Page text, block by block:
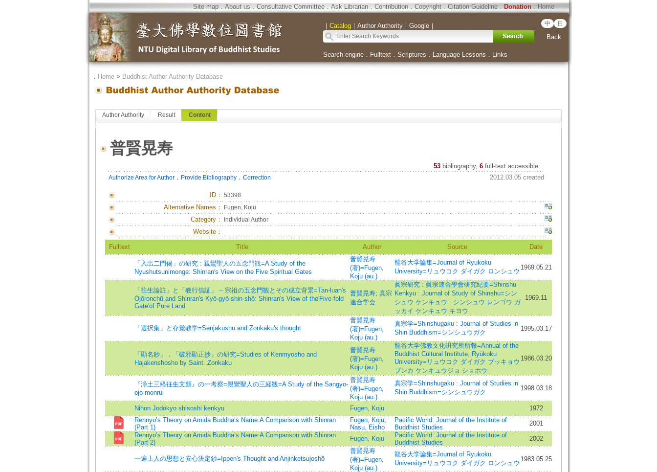
Site map．About us．Consultative Committee．Ask Librarian．Contribution．Copyright．Citation Guideline．Donation．Home
｜ Catalog｜ Author Authority｜ Google｜ 中 日
Back
Search engine． Fulltext． Scriptures ． Language Lessons ． Links
． Home> Buddhist Author Authority Database
Author Authority Result Content
普賢晃寿
53 bibliography, 6full-text accessible.
Authorize Area for Author． Provide Bibliography． Correction 2012.03.05 created
ID： 53398
Alternative Names： Fugen, Koju
Category： Individual Author
Website：
Fulltext Title Author Source Date
「入出二門偈」の研究 : 親鸞聖人の五念門観=A Study of the
Nyushutsunimonge: Shinran's View on the Five Spiritual Gates
普賢晃寿
(著)=Fugen,
Koju (au.)
龍谷大学論集=Journal of Ryukoku
University=リュウコク ダイガク ロンシュウ
1969.05.21
「往生論註」と「教行信証」 -- 宗祖の五念門観とその成立背景=Tan-luan's
Ōjōronchū and Shinran's Kyō-gyō-shin-shō: Shinran's View of the'Five-fold
Gate'of Pure Land
普賢晃寿; 真宗
連合学会
眞宗研究 : 眞宗連合學會研究紀要=Shinshu
Kenkyu : Journal of Study of Shinshu=シン
シュウ ケンキュウ : シンシュウ レンゴウ ガ
ッカイ ケンキュウ キヨウ
1969.11
「選択集」と存覚教学=Senjakushu and Zonkaku's thought
普賢晃寿
(著)=Fugen,
Koju (au.)
真宗学=Shinshugaku : Journal of Studies in
Shin Buddhism=シンシュウガク
1995.03.17
「顯名鈔」．「破邪顯正抄」の研究=Studies of Kenmyosho and
Hajakenshosho by Saint. Zonkaku
普賢晃寿
(著)=Fugen,
Koju (au.)
龍谷大学佛教文化硏究所所報=Annual of the
Buddhist Cultural Institute, Ryūkoku
University=リュウコク ダイガク ブッキョウ
ブンカ ケンキュウジョ ショホウ
1986.03.20
『浄土三経往生文類』の一考察=親鸞聖人の三経観=A Study of the Sangyo-
ojo-monrui
普賢晃寿
(著)=Fugen,
Koju (au.)
真宗学=Shinshugaku : Journal of Studies in
Shin Buddhism=シンシュウガク
1998.03.18
Nihon Jodokyo shisoshi kenkyu Fugen, Koju
1972
Rennyo’s Theory on Amida Buddha’s Name:A Comparison with Shinran
(Part 1)
Fugen, Koju;
Nasu, Eisho
Pacific World: Journal of the Institute of
Buddhist Studies
2001
Rennyo’s Theory on Amida Buddha’s Name:A Comparison with Shinran
(Part 2)
Fugen, Koju
Pacific World: Journal of the Institute of
Buddhist Studies
2002
一遍上人の思想と安心決定鈔=Ippen's Thought and Anjinketsujoshō
普賢晃寿
(著)=Fugen,
Koju (au.)
龍谷大学論集=Journal of Ryukoku
University=リュウコク ダイガク ロンシュウ
1983.05.25